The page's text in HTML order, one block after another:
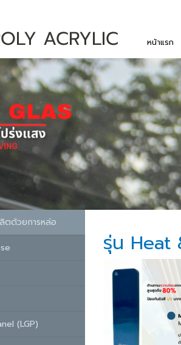
หน้าแรก
ตด้วยการหล่อ
(LGP)
รุ่น Heat